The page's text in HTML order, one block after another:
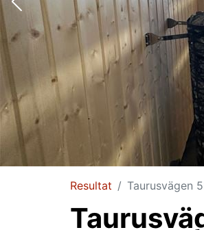
Resultat Taurusvägen